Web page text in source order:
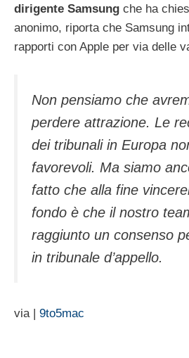
dirigente Samsung che ha
anonimo, riporta che Samsung
rapporti con Apple per via delle
Non pensiamo che
perdere attrazione. Le
dei tribunali in Europa
favorevoli. Ma siamo
fatto che alla fine
fondo è che il nostro
raggiunto un consenso
in tribunale d’appello.
via | 9to5mac